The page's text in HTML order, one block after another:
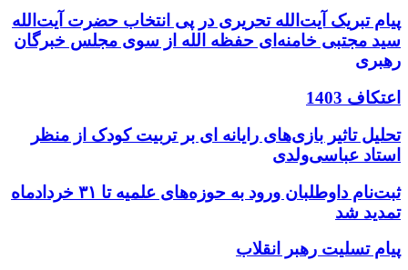
پیام تبریک آیت‌الله تحریری در پی انتخاب حضرت آیت‌الله
سید مجتبی خامنه‌ای حفظه الله از سوی مجلس خبرگان
رهبری
اعتکاف 1403
تحلیل تاثیر بازی‌های رایانه ای بر تربیت کودک از منظر
استاد عباسی‌ولدی
ثبت‌نام داوطلبان ورود به حوزه‌های علمیه تا ۳۱ خردادماه
تمدید شد
پیام تسلیت رهبر انقلاب